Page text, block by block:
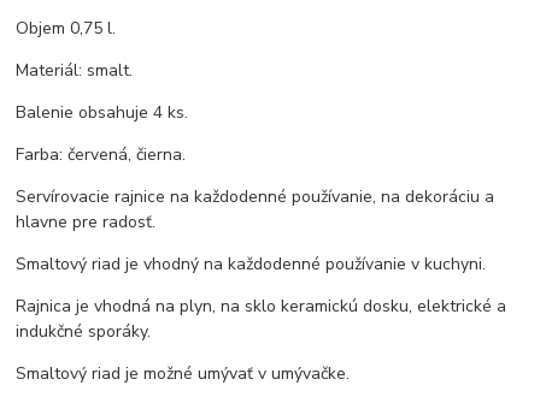
Objem 0,75 l.
Materiál: smalt.
Balenie obsahuje 4 ks.
Farba: červená, čierna.
Servírovacie rajnice na každodenné používanie, na dekoráciu a
hlavne pre radosť.
Smaltový riad je vhodný na každodenné používanie v kuchyni.
Rajnica je vhodná na plyn, na sklo keramickú dosku, elektrické a
indukčné sporáky.
Smaltový riad je možné umývať v umývačke.